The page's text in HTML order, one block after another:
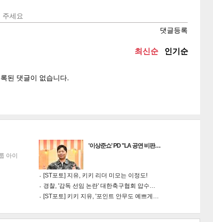
인쇄 목록
아이
'이상준쇼' PD "LA 공연 비판…
[ST포토] 지유, 키키 리더 미모는 이정도!
경찰, '감독 선임 논란' 대한축구협회 압수…
[ST포토] 키키 지유, '포인트 안무도 예쁘게…